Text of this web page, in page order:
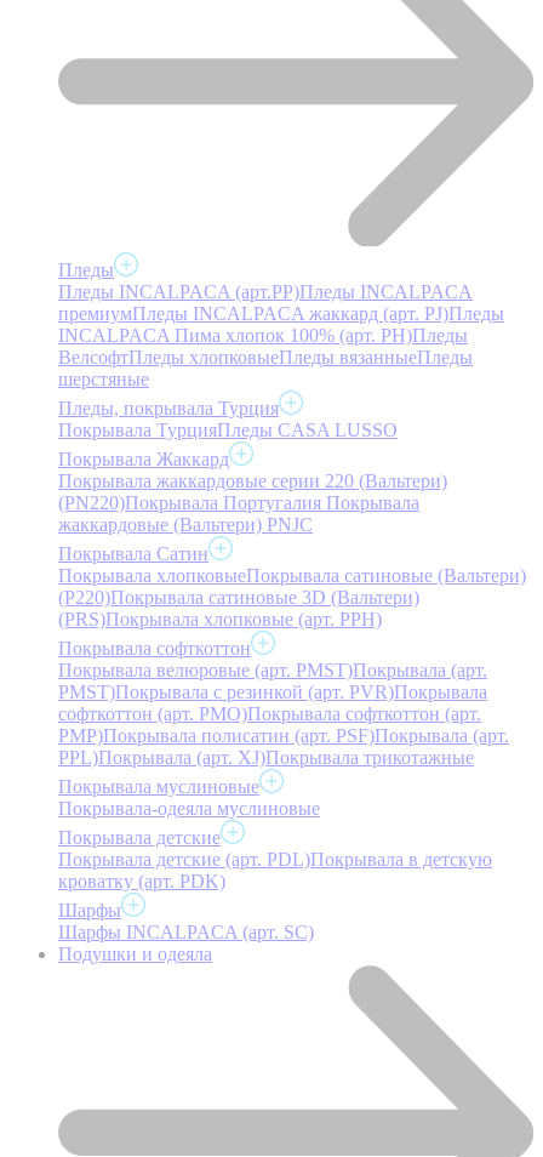
Пледы
Пледы INCALPACA (арт.PP)Пледы INCALPACA
премиумПледы INCALPACA жаккард (арт. PJ)Пледы
INCALPACA Пима хлопок 100% (арт. PH)Пледы
ВелсофтПледы хлопковыеПледы вязанныеПледы
шерстяные
Пледы, покрывала Турция
Покрывала ТурцияПледы CASA LUSSO
Покрывала Жаккард
Покрывала жаккардовые серии 220 (Вальтери)
(PN220)Покрывала Португалия Покрывала
жаккардовые (Вальтери) PNJC
Покрывала Сатин
Покрывала хлопковыеПокрывала сатиновые (Вальтери)
(P220)Покрывала сатиновые 3D (Вальтери)
(PRS)Покрывала хлопковые (арт. PPH)
Покрывала софткоттон
Покрывала велюровые (арт. PMST)Покрывала (арт.
PMST)Покрывала с резинкой (арт. PVR)Покрывала
софткоттон (арт. PMO)Покрывала софткоттон (арт.
PMP)Покрывала полисатин (арт. PSF)Покрывала (арт.
PPL)Покрывала (арт. XJ)Покрывала трикотажные
Покрывала муслиновые
Покрывала-одеяла муслиновые
Покрывала детские
Покрывала детские (арт. PDL)Покрывала в детскую
кроватку (арт. PDK)
Шарфы
Шарфы INCALPACA (арт. SC)
Подушки и одеяла